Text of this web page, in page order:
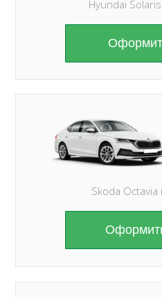
Hyundai
Skoda